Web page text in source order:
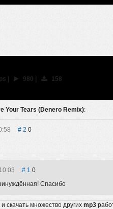
| 980 |
158
Your Tears (Denero Remix):
2 0
1 0
Спасибо
скачать множество других mp3